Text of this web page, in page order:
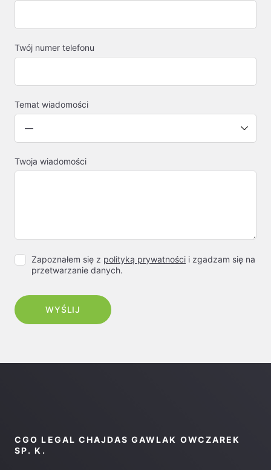
Twój numer telefonu
Temat wiadomości
Twoja wiadomości
Zapoznałem się z polityką prywatności i zgadzam się na
przetwarzanie danych.
CGO LEGAL CHAJDAS GAWLAK OWCZAREK
SP. K.